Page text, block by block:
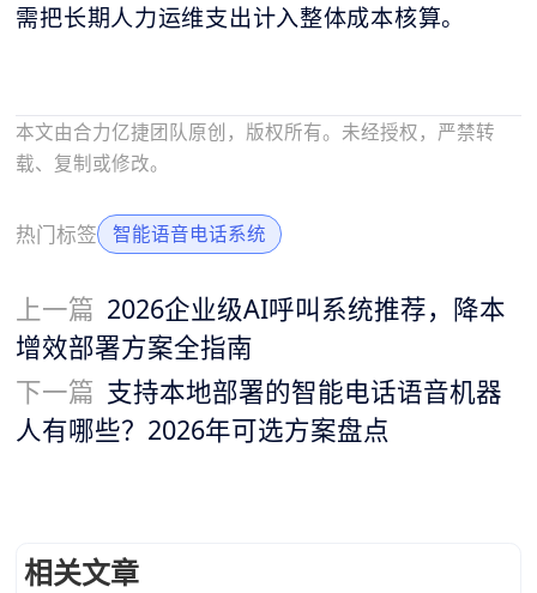
需把长期人力运维支出计入整体成本核算。
本文由合力亿捷团队原创，版权所有。未经授权，严禁转
载、复制或修改。
热门标签 智能语音电话系统
上一篇 2026企业级AI呼叫系统推荐，降本
增效部署方案全指南
下一篇 支持本地部署的智能电话语音机器
人有哪些？2026年可选方案盘点
相关文章